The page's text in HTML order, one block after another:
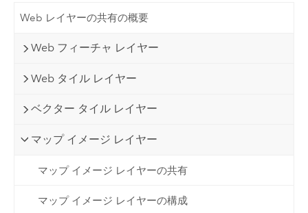
Web レイヤーの共有の概要
Web フィーチャ レイヤー
Web タイル レイヤー
ベクター タイル レイヤー
マップ イメージ レイヤー
マップ イメージ レイヤーの共有
マップ イメージ レイヤーの構成